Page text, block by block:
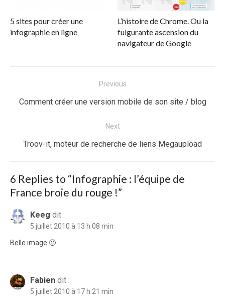
5 sites pour créer une
infographie en ligne
L’histoire de Chrome. Ou la
fulgurante ascension du
navigateur de Google
de
Previous
Previous
Comment créer une version mobile de son site / blog
Next
Next
Troov-it, moteur de recherche de liens Megaupload
6 Replies to “Infographie : l’équipe de
France broie du rouge !”
Keeg dit :
5 juillet 2010 à 13 h 08 min
Belle image 🙂
Fabien dit :
5 juillet 2010 à 17 h 21 min